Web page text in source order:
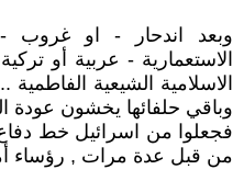
وبعد اندحار - او غروب -
الاستعمارية - عربية أو
الاسلامية الشيعية
وباقي حلفائها يخشون عودة
فجعلوا من اسرائيل خط
من قبل عدة مرات , رؤساء